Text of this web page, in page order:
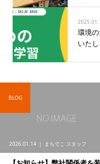
環境
いたし
2026.01.14 まちでこ スタッフ
BLOG